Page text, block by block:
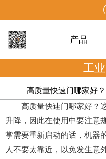
产品
工
高质量快速门哪家好
高质量快速门哪家好？
升降，因此在使用中要注意
掌需要重新启动的话，机器
人不要太靠近，以免发生意